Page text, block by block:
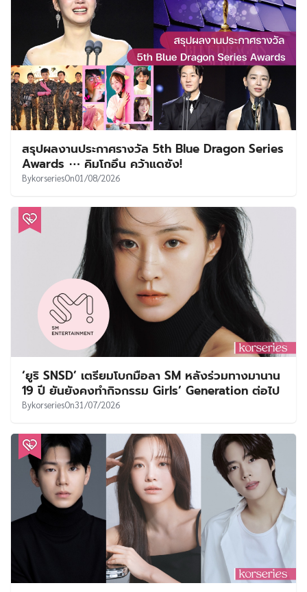
สรุปผลงานประกาศรางวัล 5th Blue Dragon Series
Awards ⋯ คิมโกอึน คว้าแดซัง!
BykorseriesOn01/08/2026
‘ยูริ SNSD’ เตรียมโบกมือลา SM หลังร่วมทางมานาน
19 ปี ยันยังคงทำกิจกรรม Girls’ Generation ต่อไป
BykorseriesOn31/07/2026